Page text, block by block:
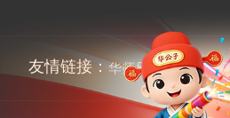
友情链接：华师兄弟 讲师经纪